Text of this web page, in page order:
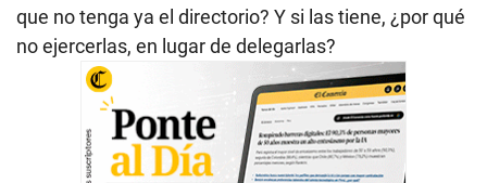
que no tenga ya el directorio? Y si las tiene, ¿por qué
no ejercerlas, en lugar de delegarlas?